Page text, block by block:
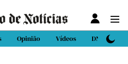
Opinião Vídeos DN Sport